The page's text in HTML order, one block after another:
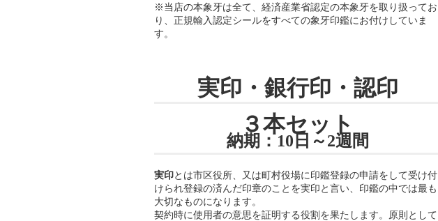
※当店の本象牙は全て、経済産業省認定の本象牙を取り扱ってお
り
、正規輸入認定シールをすべての象牙印鑑にお付けしていま
す。
実印・銀行印・認印
３本セット
納期：10日～2週間
実印とは市区役所、又は町村役場に印鑑登録の申請をして受け付
けられ登録の済んだ印章のことを実印と言い、印鑑の中では最も
大切なものになります。
契約時に使用者の意思を証明する役割を果たします。原則として